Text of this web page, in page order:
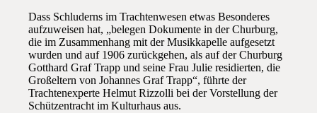
Dass Schluderns im Trachtenwesen etwas Besonderes
aufzuweisen hat, „belegen Dokumente in der Churburg,
die im Zusammenhang mit der Musikkapelle aufgesetzt
wurden und auf 1906 zurückgehen, als auf der Churburg
Gotthard Graf Trapp und seine Frau Julie residierten, die
Großeltern von Johannes Graf Trapp“, führte der
Trachtenexperte Helmut Rizzolli bei der Vorstellung der
Schützentracht im Kulturhaus aus.